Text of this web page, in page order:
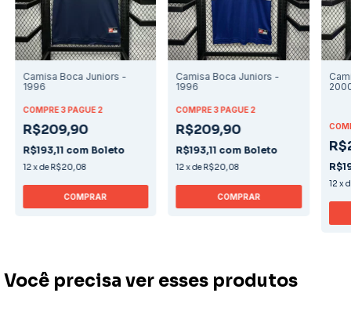
Camisa Boca Juniors -
1996
COMPRE 3 PAGUE 2
R$209,90
R$193,11 com Boleto
12xde R$20,08
COMPRAR
Camisa Boca Juniors -
1996
COMPRE 3 PAGUE 2
R$209,90
R$193,11 com Boleto
12xde R$20,08
COMPRAR
12 x
Você precisa ver esses produtos